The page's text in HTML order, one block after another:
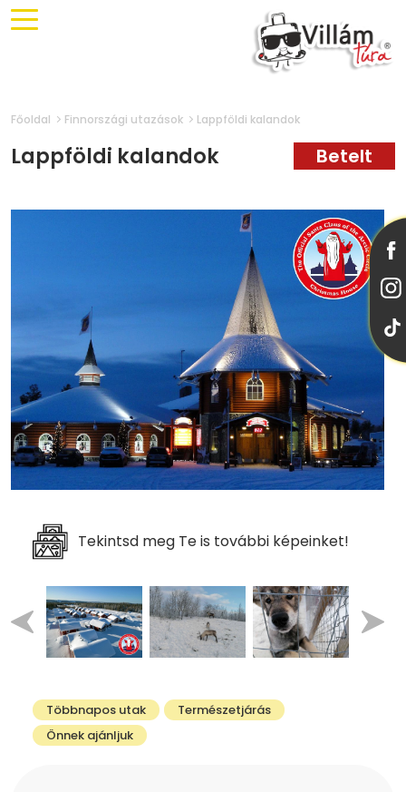
Főoldal Finnországi utazások Lappföldi kalandok
Lappföldi kalandok
Tekintsd meg Te is további képeinket!
Többnapos utak
Természetjárás
Önnek ajánljuk